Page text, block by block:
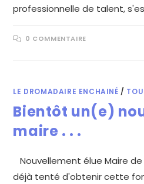
professionnelle de talent,
0 COMMENTAIRE
LE DROMADAIRE ENCHAINÉ /
Bientôt un(e)
maire . . .
Nouvellement élue Maire
déjà tenté d'obtenir cette